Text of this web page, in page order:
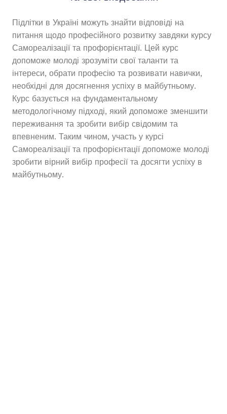
Підлітки в Україні можуть знайти відповіді на
питання щодо професійного розвитку завдяки курсу
Самореалізації та профорієнтації. Цей курс
допоможе молоді зрозуміти свої таланти та
інтереси, обрати професію та розвивати навички,
необхідні для досягнення успіху в майбутньому.
Курс базується на фундаментальному
методологічному підході, який допоможе зменшити
переживання та зробити вибір свідомим та
впевненим. Таким чином, участь у курсі
Самореалізації та профорієнтації допоможе молоді
зробити вірний вибір професії та досягти успіху в
майбутньому.